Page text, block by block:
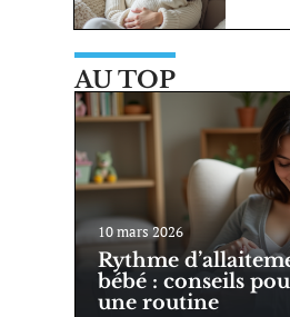
AU TOP
10 mars 2026
Rythme
bébé : conseils
une routine